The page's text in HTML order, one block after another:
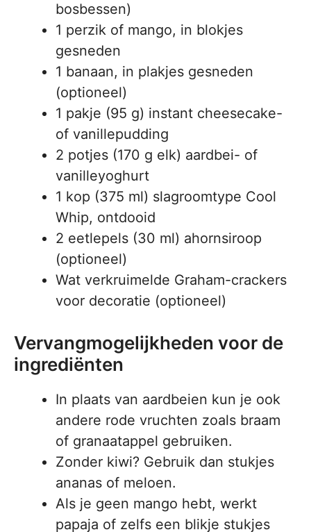
bosbessen)
1 perzik of mango, in blokjes
gesneden
1 banaan, in plakjes gesneden
(optioneel)
1 pakje (95 g) instant cheesecake-
of vanillepudding
2 potjes (170 g elk) aardbei- of
vanilleyoghurt
1 kop (375 ml) slagroomtype Cool
Whip, ontdooid
2 eetlepels (30 ml) ahornsiroop
(optioneel)
Wat verkruimelde Graham-crackers
voor decoratie (optioneel)
Vervangmogelijkheden voor de
ingrediënten
In plaats van aardbeien kun je ook
andere rode vruchten zoals braam
of granaatappel gebruiken.
Zonder kiwi? Gebruik dan stukjes
ananas of meloen.
Als je geen mango hebt, werkt
papaja of zelfs een blikje stukjes